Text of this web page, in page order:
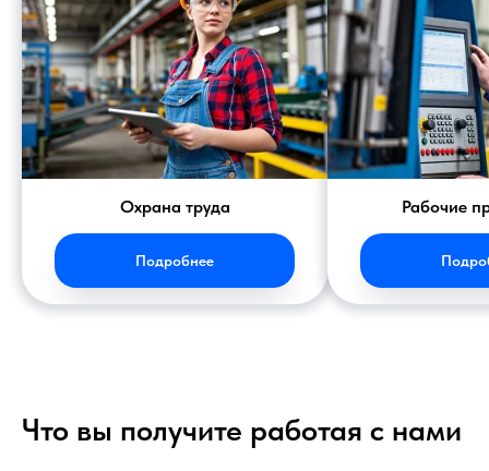
Охрана труда
Подробнее
Рабочие
Что вы получите работая с нами